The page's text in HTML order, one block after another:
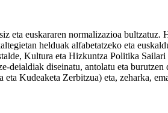
eta euskararen normalizazioa
helduak alfabetatzeko eta
Kultura eta Hizkuntza Politika
deialdiak diseinatu, antolatu eta
Kudeaketa Zerbitzua) eta, zeharka,